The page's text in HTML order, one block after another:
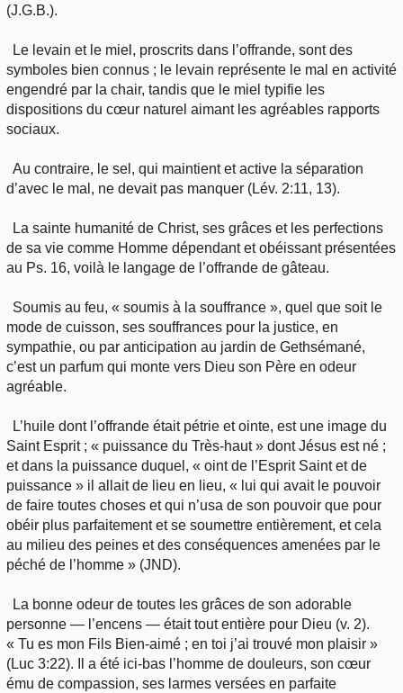
(J.G.B.).
Le levain et le miel, proscrits dans l’offrande, sont des
symboles bien connus ; le levain représente le mal en activité
engendré par la chair, tandis que le miel typifie les
dispositions du cœur naturel aimant les agréables rapports
sociaux.
Au contraire, le sel, qui maintient et active la séparation
d’avec le mal, ne devait pas manquer (Lév. 2:11, 13).
La sainte humanité de Christ, ses grâces et les perfections
de sa vie comme Homme dépendant et obéissant présentées
au Ps. 16, voilà le langage de l’offrande de gâteau.
Soumis au feu, « soumis à la souffrance », quel que soit le
mode de cuisson, ses souffrances pour la justice, en
sympathie, ou par anticipation au jardin de Gethsémané,
c’est un parfum qui monte vers Dieu son Père en odeur
agréable.
L’huile dont l’offrande était pétrie et ointe, est une image du
Saint Esprit ; « puissance du Très-haut » dont Jésus est né ;
et dans la puissance duquel, « oint de l’Esprit Saint et de
puissance » il allait de lieu en lieu, « lui qui avait le pouvoir
de faire toutes choses et qui n’usa de son pouvoir que pour
obéir plus parfaitement et se soumettre entièrement, et cela
au milieu des peines et des conséquences amenées par le
péché de l’homme » (JND).
La bonne odeur de toutes les grâces de son adorable
personne — l’encens — était tout entière pour Dieu (v. 2).
« Tu es mon Fils Bien-aimé ; en toi j’ai trouvé mon plaisir »
(Luc 3:22). Il a été ici-bas l’homme de douleurs, son cœur
ému de compassion, ses larmes versées en parfaite